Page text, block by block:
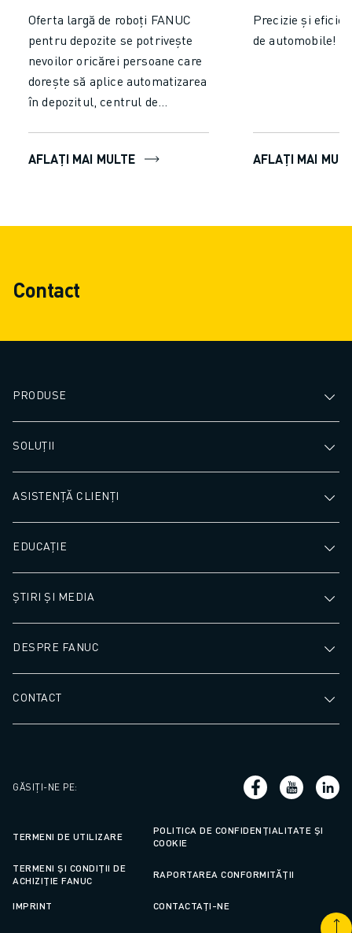
Oferta largă de roboți FANUC
pentru depozite se potrivește
nevoilor oricărei persoane care
dorește să aplice automatizarea
în depozitul, centrul de
AFLAȚI MAI MULTE
Precizie și
de automobile!
AFLAȚI MAI
Contact
PRODUSE
SOLUȚII
ASISTENȚĂ CLIENȚI
EDUCAȚIE
ȘTIRI ȘI MEDIA
DESPRE FANUC
CONTACT
GĂSIȚI-NE PE:
TERMENI DE UTILIZARE
POLITICA DE CONFIDENȚIALITATE ȘI
COOKIE
TERMENI ȘI CONDIȚII DE
ACHIZIȚIE FANUC
RAPORTAREA CONFORMITĂȚII
IMPRINT CONTACTAȚI-NE